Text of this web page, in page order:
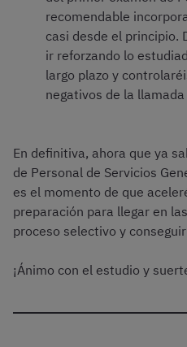
recomendable
casi desde el principio.
ir reforzando lo
largo plazo y
negativos de la llamada
En definitiva, ahora que ya
de Personal de Servicios
es el momento de que
preparación para llegar en
proceso selectivo y
¡Ánimo con el estudio y